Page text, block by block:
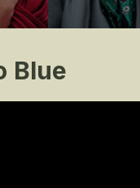
Blue